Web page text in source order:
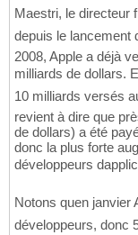
Maestri, le directeur
depuis le lancement
2008, Apple a déjà
milliards de dollars.
10 milliards versés
revient à dire que
de dollars) a été
donc la plus forte
développeurs
Notons quen
développeurs, donc